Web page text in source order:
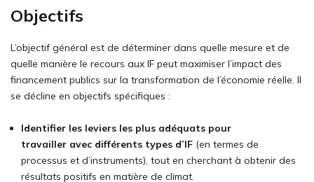
Objectifs
L’objectif général est de déterminer dans quelle mesure et de
quelle manière le recours aux IF peut maximiser l’impact des
financement publics sur la transformation de l’économie réelle. Il
se décline en objectifs spécifiques :
Identifier les leviers les plus adéquats pour
travailler avec différents types d’IF (en termes de
processus et d’instruments), tout en cherchant à obtenir des
résultats positifs en matière de climat.